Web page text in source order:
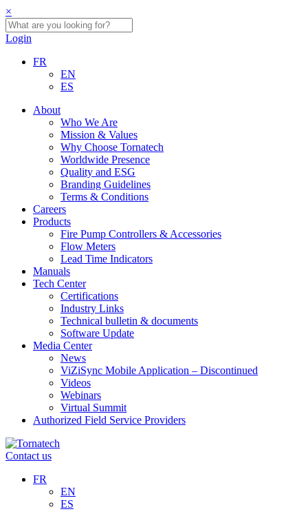
×
Login
FR
EN
ES
About
Who We Are
Mission & Values
Why Choose Tornatech
Worldwide Presence
Quality and ESG
Branding Guidelines
Terms & Conditions
Careers
Products
Fire Pump Controllers & Accessories
Flow Meters
Lead Time Indicators
Manuals
Tech Center
Certifications
Industry Links
Technical bulletin & documents
Software Update
Media Center
News
ViZiSync Mobile Application – Discontinued
Videos
Webinars
Virtual Summit
Authorized Field Service Providers
Skip
to
Contact us
FR
EN
ES